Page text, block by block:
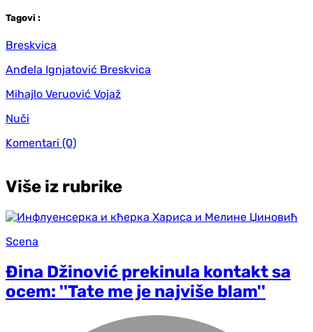
Tagovi :
Breskvica
Anđela Ignjatović Breskvica
Mihajlo Veruović Vojaž
Nuči
Komentari (0)
Više iz rubrike
Scena
Đina Džinović prekinula kontakt sa
ocem: ''Tate me je najviše blam''